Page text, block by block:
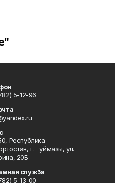
5-12-96
Республика
г. Туймазы, ул.
20Б
служба
5-13-00